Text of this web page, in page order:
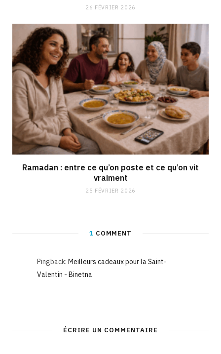
26 FÉVRIER 2026
Ramadan : entre ce qu’on poste et ce qu’on vit
vraiment
25 FÉVRIER 2026
1 COMMENT
Pingback: Meilleurs cadeaux pour la Saint-
Valentin - Binetna
ÉCRIRE UN COMMENTAIRE